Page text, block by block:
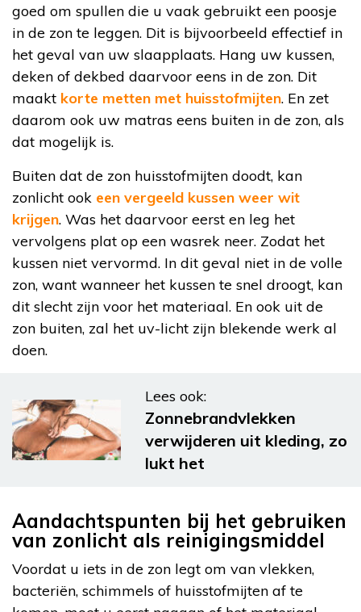
goed om spullen die u vaak gebruikt een poosje
in de zon te leggen. Dit is bijvoorbeeld effectief in
het geval van uw slaapplaats. Hang uw kussen,
deken of dekbed daarvoor eens in de zon. Dit
maakt korte metten met huisstofmijten. En zet
daarom ook uw matras eens buiten in de zon, als
dat mogelijk is.
Buiten dat de zon huisstofmijten doodt, kan
zonlicht ook een vergeeld kussen weer wit
krijgen. Was het daarvoor eerst en leg het
vervolgens plat op een wasrek neer. Zodat het
kussen niet vervormd. In dit geval niet in de volle
zon, want wanneer het kussen te snel droogt, kan
dit slecht zijn voor het materiaal. En ook uit de
zon buiten, zal het uv-licht zijn blekende werk al
doen.
Lees ook:
Zonnebrandvlekken
verwijderen uit kleding, zo
lukt het
Aandachtspunten bij het gebruiken
van zonlicht als reinigingsmiddel
Voordat u iets in de zon legt om van vlekken,
bacteriën, schimmels of huisstofmijten af te